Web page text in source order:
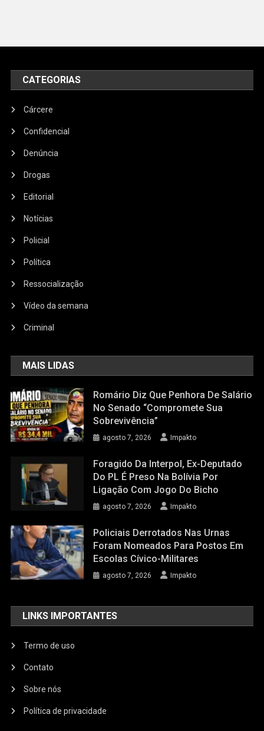
CATEGORIAS
Cárcere
Confidencial
Denúncia
Drogas
Editorial
Notícias
Policial
Política
Ressocialização
Vídeo da semana
Criminal
MAIS LIDAS
Romário Diz Que Penhora De Salário
No Senado “compromete Sua
Sobrevivência”
agosto 7, 2026 Impakto
Foragido Da Interpol, Ex-Deputado
Do PL É Preso Na Bolívia Por
Ligação Com Jogo Do Bicho
agosto 7, 2026 Impakto
Policiais Derrotados Nas Urnas
Foram Nomeados Para Postos Em
Escolas Cívico-Militares
agosto 7, 2026 Impakto
LINKS IMPORTANTES
Termo de uso
Contato
Sobre nós
Política de privacidade